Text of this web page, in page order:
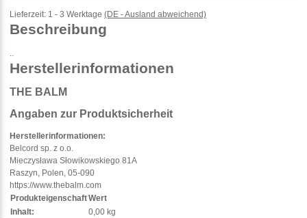
Lieferzeit: 1 - 3 Werktage (DE - Ausland abweichend)
Beschreibung
..
Herstellerinformationen
THE BALM
Angaben zur Produktsicherheit
Herstellerinformationen:
Belcord sp. z o.o.
Mieczysława Słowikowskiego 81A
Raszyn, Polen, 05-090
https://www.thebalm.com
ProdukteigenschaftWert
Inhalt:
0,00 kg